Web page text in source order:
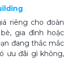
riêng cho đoàn
gia đình hoặc
đang thắc mắc
ưu đãi gì không,